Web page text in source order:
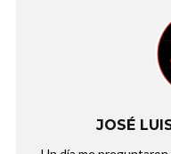
JOSÉ